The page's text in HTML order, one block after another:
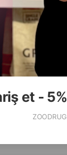
et -
Almaq
ALMAQ